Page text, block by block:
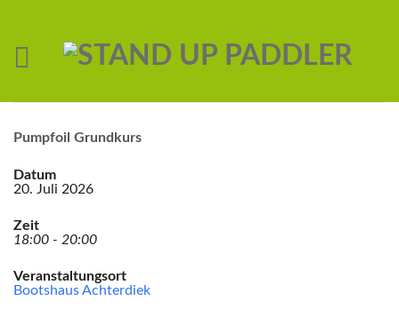
Pumpfoil Grundkurs
Datum
20. Juli 2026
Zeit
18:00 - 20:00
Veranstaltungsort
Bootshaus Achterdiek